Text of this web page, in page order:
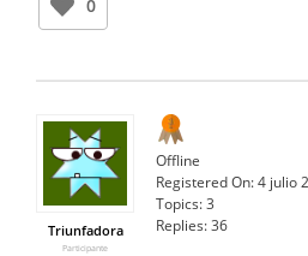
0
Triunfadora
Participante
Offline
Registered On:4 julio
Topics:3
Replies:36